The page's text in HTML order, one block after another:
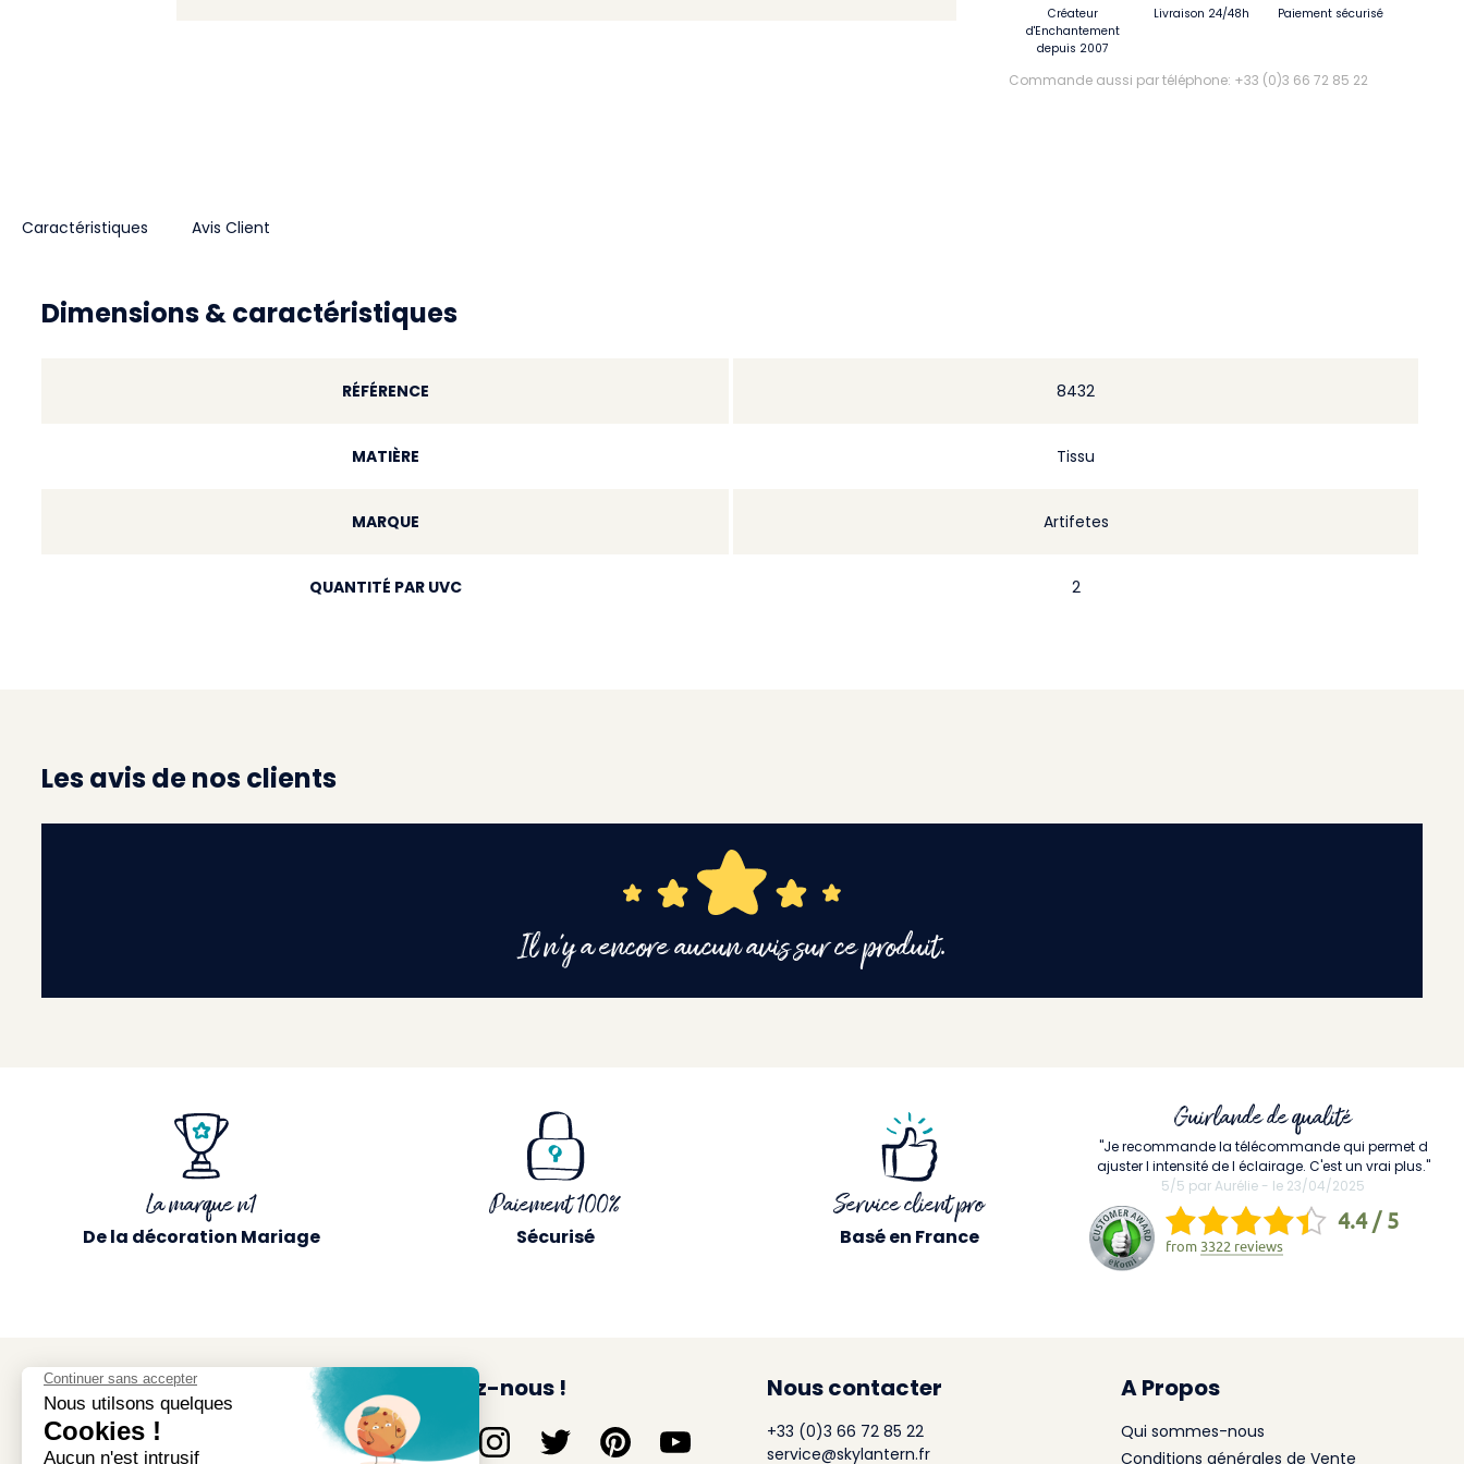
Créateur
d'Enchantement
depuis 2007
Livraison 24/48h Paiement sécurisé
Commande aussi par téléphone: +33 (0)3 66 72 85 22
Caractéristiques Avis Client
Dimensions & caractéristiques
RÉFÉRENCE 8432
MATIÈRE Tissu
MARQUE Artifetes
QUANTITÉ PAR UVC 2
Les avis de nos clients
Il n'y a encore aucun avis sur ce produit.
La marque n1
De la décoration Mariage
Paiement 100%
Sécurisé
Service client pro
Basé en France
Guirlande de qualité
"Je recommande la télécommande qui permet d
ajuster l intensité de l éclairage. C'est un vrai plus."
5/5 par Aurélie - le 23/04/2025
4.4 / 5
from 3322 reviews
Suivez-nous ! Nous contacter
+33 (0)3 66 72 85 22
service@skylantern.fr
A Propos
Qui sommes-nous
Conditions générales de Vente